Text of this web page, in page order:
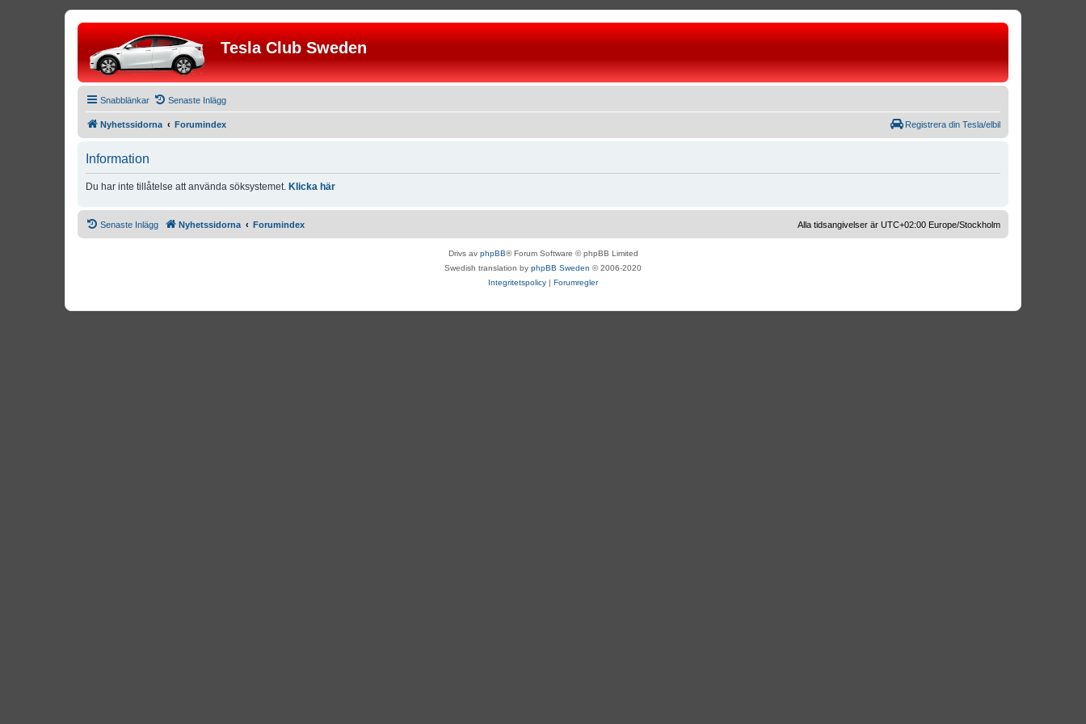
Tesla Club Sweden
Snabblänkar Senaste Inlägg
Nyhetssidorna Forumindex Registrera din Tesla/elbil
Information
Du har inte tillåtelse att använda söksystemet. Klicka här
Senaste Inlägg Nyhetssidorna Forumindex Alla tidsangivelser är UTC+02:00 Europe/Stockholm
Drivs av phpBB® Forum Software © phpBB Limited
Swedish translation by phpBB Sweden © 2006-2020
Integritetspolicy | Forumregler